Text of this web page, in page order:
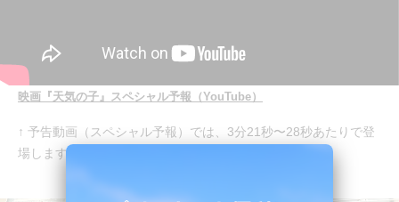
映画『天気の子』スペシャル予報（YouTube）
↑ 予告動画（スペシャル予報）では、3分21秒〜28秒あたりで登
場します。